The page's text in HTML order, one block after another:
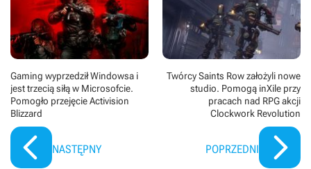
Gaming wyprzedził Windowsa i
jest trzecią siłą w Microsofcie.
Pomogło przejęcie Activision
Blizzard
NASTĘPNY
Twórcy Saints Row założyli nowe
studio. Pomogą inXile przy
pracach nad RPG akcji
Clockwork Revolution
POPRZEDNI